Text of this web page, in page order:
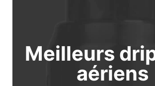
Meilleurs
aériens